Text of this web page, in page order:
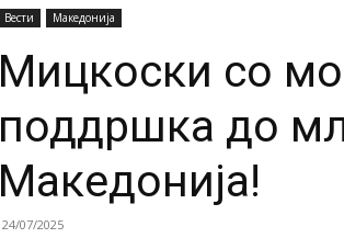
Вести Македонија
Мицкоски со
поддршка до
Македонија!
24/07/2025